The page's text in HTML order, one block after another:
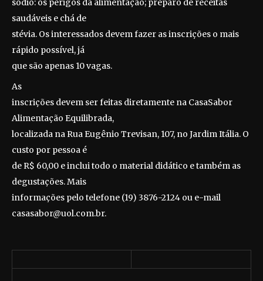
sódio: os perigos da alimentação; preparo de receitas
saudáveis e chá de
stévia. Os interessados devem fazer as inscrições o mais
rápido possível, já
que são apenas 10 vagas.
As
inscrições devem ser feitas diretamente na CasaSabor
Alimentação Equilibrada,
localizada na Rua Eugênio Trevisan, 107, no Jardim Itália. O
custo por pessoa é
de R$ 60,00 e inclui todo o material didático e também as
degustações. Mais
informações pelo telefone (19) 3876-2124 ou e-mail
casasabor@uol.com.br.